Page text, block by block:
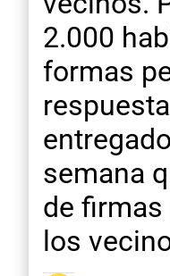
2.000
formas
semana
de firmas
los